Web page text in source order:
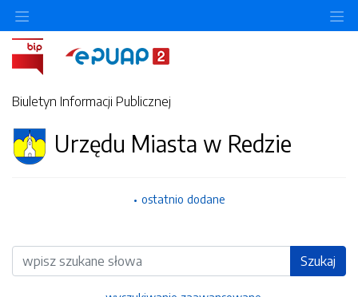
Biuletyn Informacji Publicznej
Urzędu Miasta w Redzie
ostatnio dodane
Wyszukiwarka Szukaj